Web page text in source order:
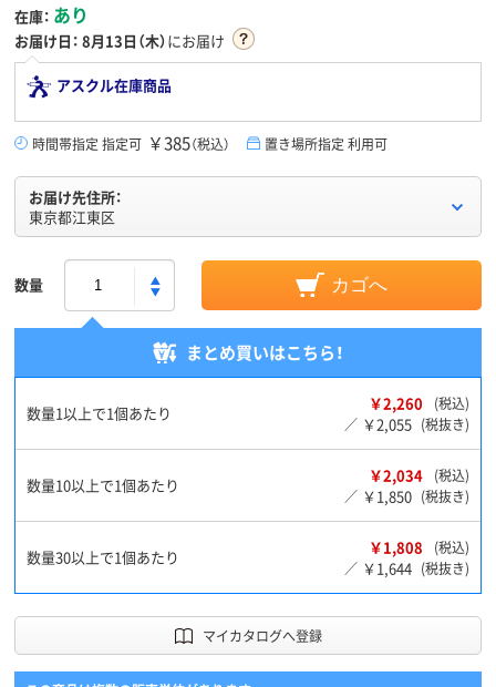
在庫： あり
お届け日： 8月13日（木）にお届け
アスクル在庫商品
時間帯指定 指定可 ￥385（税込） 置き場所指定 利用可
お届け先住所：
東京都江東区
数量 カゴへ
まとめ買いはこちら！
数量1以上で1個あたり ￥2,260
(税込)
／ ￥2,055 (税抜き)
数量10以上で1個あたり ￥2,034
(税込)
／ ￥1,850 (税抜き)
数量30以上で1個あたり ￥1,808
(税込)
／ ￥1,644 (税抜き)
マイカタログへ登録